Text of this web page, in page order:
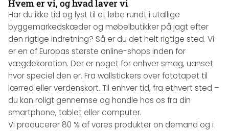
Hvem er vi, og hvad laver vi
Har du ikke tid og lyst til at løbe rundt i utallige
byggemarkedskæder og møbelbutikker på jagt efter
den rigtige indretning? Så er du det helt rigtige sted. Vi
er en af Europas største online-shops inden for
vægdekoration. Der er noget for enhver smag, uanset
hvor speciel den er. Fra wallstickers over fototapet til
lærred eller verdenskort. Til enhver tid, fra ethvert sted –
du kan roligt gennemse og handle hos os fra din
smartphone, tablet eller computer.
Vi producerer 80 % af vores produkter on demand og i